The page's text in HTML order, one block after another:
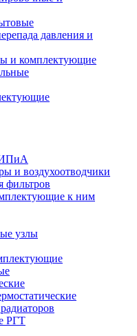
давления и
и комплектующие
и воздухоотводчики
фильтров
к ним
узлы
РГТ